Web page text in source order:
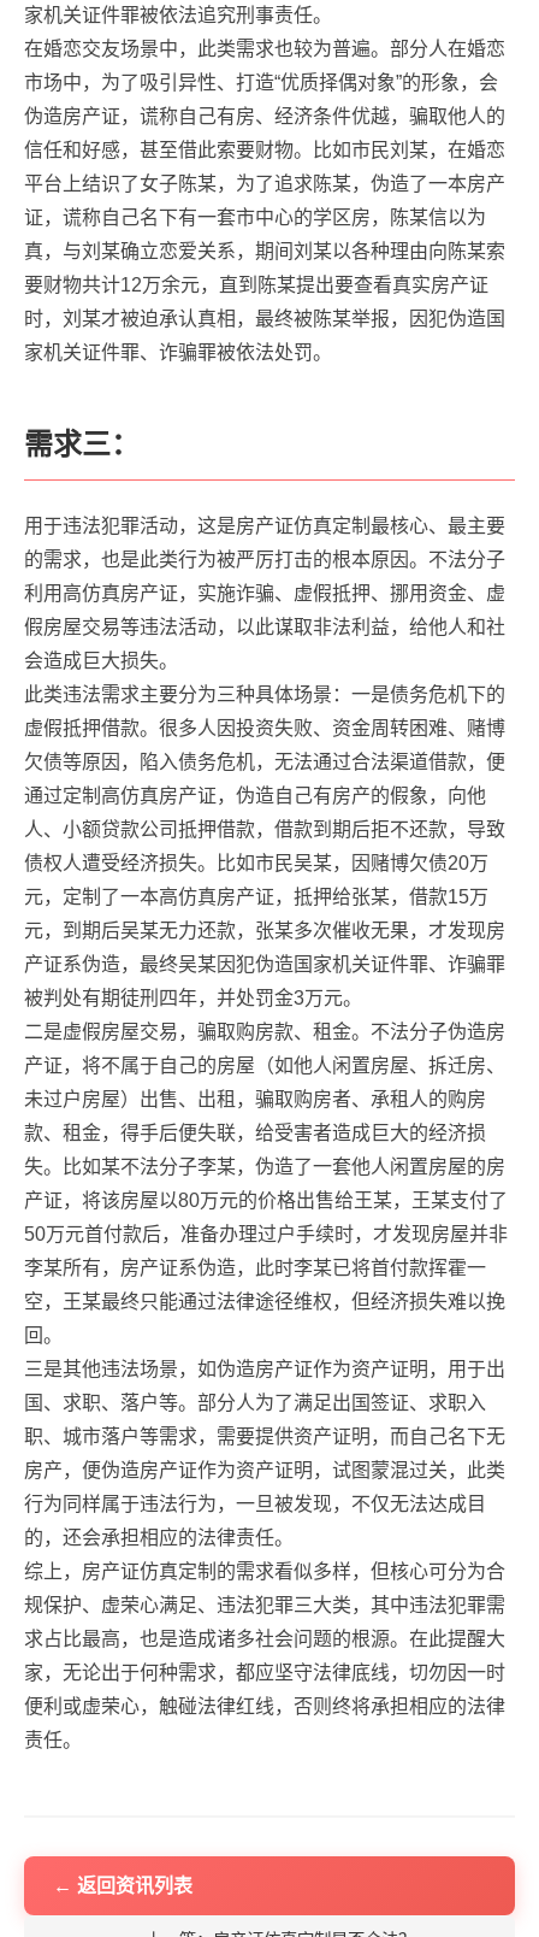
家机关证件罪被依法追究刑事责任。
在婚恋交友场景中，此类需求也较为普遍。部分人在婚恋
市场中，为了吸引异性、打造“优质择偶对象”的形象，会
伪造房产证，谎称自己有房、经济条件优越，骗取他人的
信任和好感，甚至借此索要财物。比如市民刘某，在婚恋
平台上结识了女子陈某，为了追求陈某，伪造了一本房产
证，谎称自己名下有一套市中心的学区房，陈某信以为
真，与刘某确立恋爱关系，期间刘某以各种理由向陈某索
要财物共计12万余元，直到陈某提出要查看真实房产证
时，刘某才被迫承认真相，最终被陈某举报，因犯伪造国
家机关证件罪、诈骗罪被依法处罚。
需求三：
用于违法犯罪活动，这是房产证仿真定制最核心、最主要
的需求，也是此类行为被严厉打击的根本原因。不法分子
利用高仿真房产证，实施诈骗、虚假抵押、挪用资金、虚
假房屋交易等违法活动，以此谋取非法利益，给他人和社
会造成巨大损失。
此类违法需求主要分为三种具体场景：一是债务危机下的
虚假抵押借款。很多人因投资失败、资金周转困难、赌博
欠债等原因，陷入债务危机，无法通过合法渠道借款，便
通过定制高仿真房产证，伪造自己有房产的假象，向他
人、小额贷款公司抵押借款，借款到期后拒不还款，导致
债权人遭受经济损失。比如市民吴某，因赌博欠债20万
元，定制了一本高仿真房产证，抵押给张某，借款15万
元，到期后吴某无力还款，张某多次催收无果，才发现房
产证系伪造，最终吴某因犯伪造国家机关证件罪、诈骗罪
被判处有期徒刑四年，并处罚金3万元。
二是虚假房屋交易，骗取购房款、租金。不法分子伪造房
产证，将不属于自己的房屋（如他人闲置房屋、拆迁房、
未过户房屋）出售、出租，骗取购房者、承租人的购房
款、租金，得手后便失联，给受害者造成巨大的经济损
失。比如某不法分子李某，伪造了一套他人闲置房屋的房
产证，将该房屋以80万元的价格出售给王某，王某支付了
50万元首付款后，准备办理过户手续时，才发现房屋并非
李某所有，房产证系伪造，此时李某已将首付款挥霍一
空，王某最终只能通过法律途径维权，但经济损失难以挽
回。
三是其他违法场景，如伪造房产证作为资产证明，用于出
国、求职、落户等。部分人为了满足出国签证、求职入
职、城市落户等需求，需要提供资产证明，而自己名下无
房产，便伪造房产证作为资产证明，试图蒙混过关，此类
行为同样属于违法行为，一旦被发现，不仅无法达成目
的，还会承担相应的法律责任。
综上，房产证仿真定制的需求看似多样，但核心可分为合
规保护、虚荣心满足、违法犯罪三大类，其中违法犯罪需
求占比最高，也是造成诸多社会问题的根源。在此提醒大
家，无论出于何种需求，都应坚守法律底线，切勿因一时
便利或虚荣心，触碰法律红线，否则终将承担相应的法律
责任。
← 返回资讯列表